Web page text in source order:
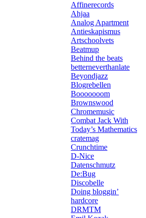
Affinerecords
Ahjaa
Analog Apartment
Antieskapismus
Artschoolvets
Beatmup
Behind the beats
betterneverthanlate
Beyondjazz
Blogrebellen
Booooooom
Brownswood
Chromemusic
Combat Jack With
Today’s Mathematics
cratemag
Crunchtime
D-Nice
Datenschmutz
De:Bug
Discobelle
Doing bloggin’
hardcore
DRMTM